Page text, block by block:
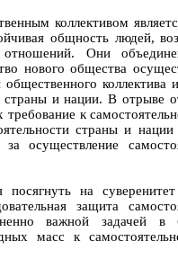
коллективом
общность людей,
отношений. Они
нового общества
коллектива
страны и нации. В отрыве
к
страны и нации
осуществление
посягнуть на
защита
важной задачей в
масс к